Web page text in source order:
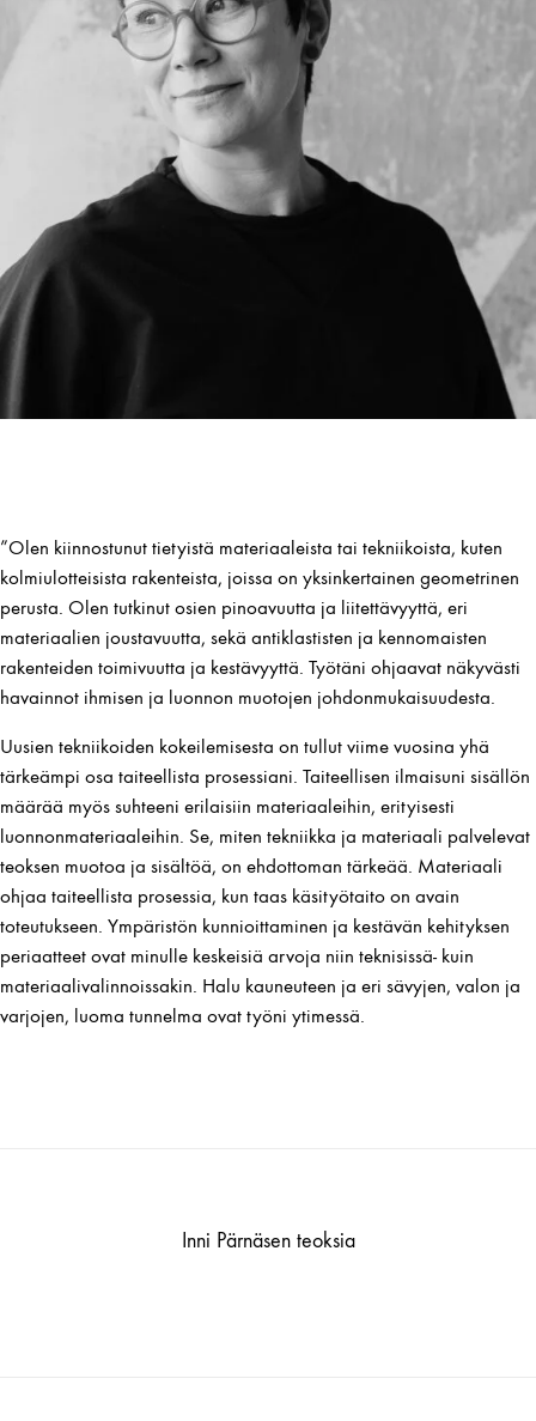
”Olen kiinnostunut tietyistä materiaaleista tai tekniikoista, kuten
kolmiulotteisista rakenteista, joissa on yksinkertainen geometrinen
perusta. Olen tutkinut osien pinoavuutta ja liitettävyyttä, eri
materiaalien joustavuutta, sekä antiklastisten ja kennomaisten
rakenteiden toimivuutta ja kestävyyttä. Työtäni ohjaavat näkyvästi
havainnot ihmisen ja luonnon muotojen johdonmukaisuudesta.
Uusien tekniikoiden kokeilemisesta on tullut viime vuosina yhä
tärkeämpi osa taiteellista prosessiani. Taiteellisen ilmaisuni sisällön
määrää myös suhteeni erilaisiin materiaaleihin, erityisesti
luonnonmateriaaleihin. Se, miten tekniikka ja materiaali palvelevat
teoksen muotoa ja sisältöä, on ehdottoman tärkeää. Materiaali
ohjaa taiteellista prosessia, kun taas käsityötaito on avain
toteutukseen. Ympäristön kunnioittaminen ja kestävän kehityksen
periaatteet ovat minulle keskeisiä arvoja niin teknisissä- kuin
materiaalivalinnoissakin. Halu kauneuteen ja eri sävyjen, valon ja
varjojen, luoma tunnelma ovat työni ytimessä.
Inni Pärnäsen teoksia